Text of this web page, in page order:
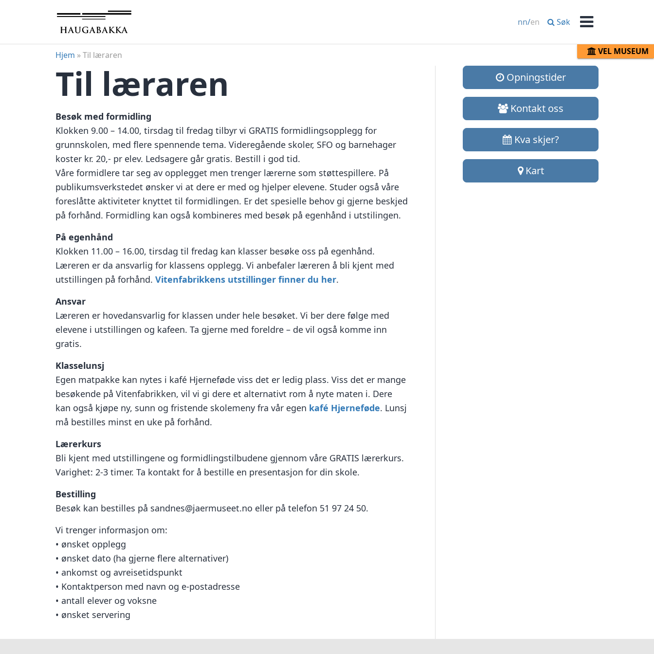
nn/en Søk
Hjem »Til læraren VEL MUSEUM
Til læraren
Besøk med formidling
Klokken 9.00 – 14.00, tirsdag til fredag tilbyr vi GRATIS formidlingsopplegg for
grunnskolen, med flere spennende tema. Videregående skoler, SFO og barnehager
koster kr. 20,- pr elev. Ledsagere går gratis. Bestill i god tid.
Våre formidlere tar seg av opplegget men trenger lærerne som støttespillere. På
publikumsverkstedet ønsker vi at dere er med og hjelper elevene. Studer også våre
foreslåtte aktiviteter knyttet til formidlingen. Er det spesielle behov gi gjerne beskjed
på forhånd. Formidling kan også kombineres med besøk på egenhånd i utstilingen.
På egenhånd
Klokken 11.00 – 16.00, tirsdag til fredag kan klasser besøke oss på egenhånd.
Læreren er da ansvarlig for klassens opplegg. Vi anbefaler læreren å bli kjent med
utstillingen på forhånd. Vitenfabrikkens utstillinger finner du her.
Ansvar
Læreren er hovedansvarlig for klassen under hele besøket. Vi ber dere følge med
elevene i utstillingen og kafeen. Ta gjerne med foreldre – de vil også komme inn
gratis.
Klasselunsj
Egen matpakke kan nytes i kafé Hjerneføde viss det er ledig plass. Viss det er mange
besøkende på Vitenfabrikken, vil vi gi dere et alternativt rom å nyte maten i. Dere
kan også kjøpe ny, sunn og fristende skolemeny fra vår egen kafé Hjerneføde. Lunsj
må bestilles minst en uke på forhånd.
Lærerkurs
Bli kjent med utstillingene og formidlingstilbudene gjennom våre GRATIS lærerkurs.
Varighet: 2-3 timer. Ta kontakt for å bestille en presentasjon for din skole.
Bestilling
Besøk kan bestilles på sandnes@jaermuseet.no eller på telefon 51 97 24 50.
Vi trenger informasjon om:
• ønsket opplegg
• ønsket dato (ha gjerne flere alternativer)
• ankomst og avreisetidspunkt
• Kontaktperson med navn og e-postadresse
• antall elever og voksne
• ønsket servering
Opningstider
Kontakt oss
Kva skjer?
Kart